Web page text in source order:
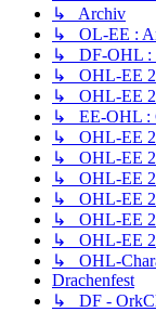
↳ Archiv
↳ OL-EE :
↳ DF-OHL :
↳ OHL-EE
↳ OHL-EE
↳ EE-OHL :
↳ OHL-EE
↳ OHL-EE
↳ OHL-EE
↳ OHL-EE
↳ OHL-EE
↳ OHL-EE
↳ OHL-
Drachenfest
↳ DF -